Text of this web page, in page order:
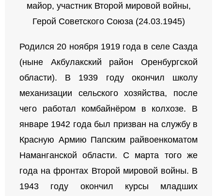
майор, участник Второй мировой войны,
Герой Советского Союза (24.03.1945)
Родился 20 ноября 1919 года в селе Сазда
(ныне Акбулакский район Оренбургской
области). В 1939 году окончил школу
механизации сельского хозяйства, после
чего работал комбайнёром в колхозе. В
январе 1942 года был призван на службу в
Красную Армию Папским райвоенкоматом
Наманганской области. С марта того же
года на фронтах Второй мировой войны. В
1943 году окончил курсы младших